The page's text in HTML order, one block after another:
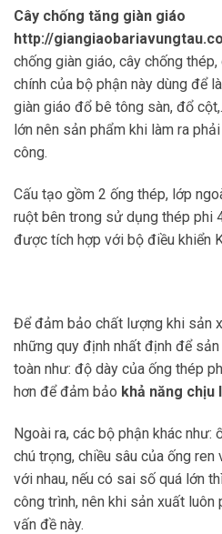
Cây chống tăng giàn giáo
http://
chống giàn giáo, cây chống
chính của bộ phận này dùng để
giàn giáo đổ bê tông sàn, đổ
lớn nên sản phẩm khi làm ra
công.
Cấu tạo gồm 2 ống thép, lớp
ruột bên trong sử dụng thép phi
được tích hợp với bộ điều khiển
Để đảm bảo chất lượng khi sản
những quy định nhất định để
toàn như: độ dày của ống thép
hơn để đảm bảo khả năng chịu
Ngoài ra, các bộ phận khác như:
chú trọng, chiều sâu của ống ren
với nhau, nếu có sai số quá lớn
công trình, nên khi sản xuất luôn
vấn đề này.